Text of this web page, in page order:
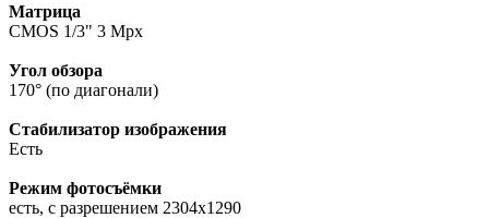
Матрица
CMOS 1/3" 3 Mpx
Угол обзора
170° (по диагонали)
Стабилизатор изображения
Есть
Режим фотосъёмки
есть, с разрешением 2304x1290